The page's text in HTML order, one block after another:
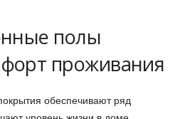
полы
проживания
обеспечивают ряд